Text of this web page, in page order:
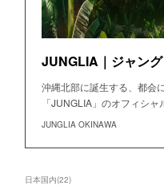
沖縄北部に誕生する、都会
「JUNGLIA」のオフィシ
JUNGLIA OKINAWA
日本国内(22)